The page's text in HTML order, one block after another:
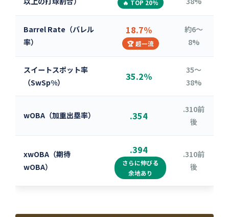
🔥 TOP 20%
Barrel Rate（バレル
率）
18.7%
🏆 超一流
約6〜
8%
スイートスポット率
（SwSp%）
35.2%
35〜
38%
wOBA（加重出塁率） .354
.310前
後
xwOBA（期待
wOBA）
.394
さらに伸びる
余地あり
.310前
後